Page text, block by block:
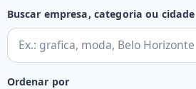
Buscar empresa, categoria ou cidade
Ordenar por